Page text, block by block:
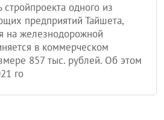
стройпроекта одного из
предприятий Тайшета,
на железнодорожной
в коммерческом
857 тыс. рублей. Об этом
го